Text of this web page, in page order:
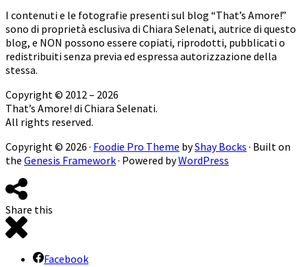
I contenuti e le fotografie presenti sul blog “That’s Amore!”
sono di proprietà esclusiva di Chiara Selenati, autrice di questo
blog, e NON possono essere copiati, riprodotti, pubblicati o
redistribuiti senza previa ed espressa autorizzazione della
stessa.
Copyright © 2012 – 2026
That’s Amore! di Chiara Selenati.
All rights reserved.
Copyright © 2026 · Foodie Pro Theme byShay Bocks · Built on
the Genesis Framework· Powered byWordPress
Share this
Facebook